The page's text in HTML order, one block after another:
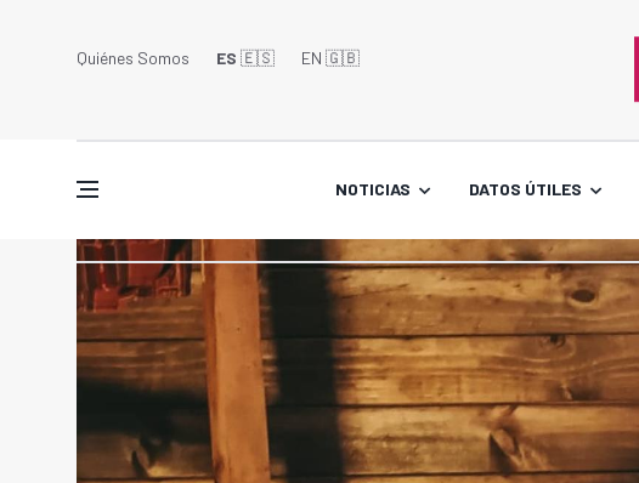
Quiénes Somos ES 🇪🇸 EN 🇬🇧󠁢󠁥󠁮󠁧󠁿
NOTICIAS DATOS ÚTILES